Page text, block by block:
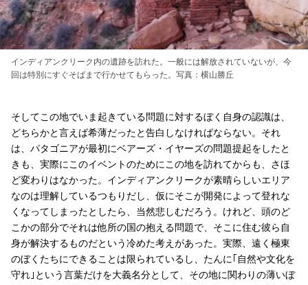
インディアンクリーク内の遺跡を訪れた。一般には解放されていないが、今
回は特別にすぐそばまで行かせてもらった。写真：横山勝丘
そしてこの地でいま起きている問題に対するぼく自身の認識は、
どちらかと言えば希薄だったと告白しなければならない。それ
は、パタゴニアが最初にベアーズ・イヤーズの問題提起をしたと
きも、実際にこのイベントのためにこの地を訪れてからも、さほ
ど変わりはなかった。インディアンクリークが素晴らしいエリア
なのは理解しているつもりだし、仮にそこが開発によって登れな
くなってしまったとしたら、当然悲しむだろう。けれど、頭のど
こかの部分でそれは他所の国の抱える問題で、そこに住む彼ら自
身が解決するものだという冷めた考えがあった。実際、遠く極東
のぼくたちにできることは限られているし、たんに｢自然や文化を
守れ｣という言葉だけを大義名分として、その地に関わりの薄いぼ